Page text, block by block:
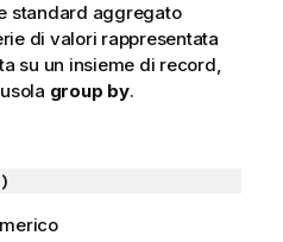
standard aggregato
di valori rappresentata
su un insieme di record,
group by.
)